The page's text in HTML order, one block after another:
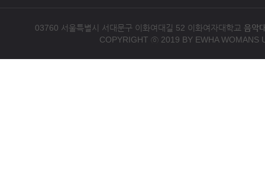
03760 서울특별시 서대문구 이화여대길 52 이화여자대학교음악
COPYRIGHT ⓒ 2019 BY EWHA WOMANS